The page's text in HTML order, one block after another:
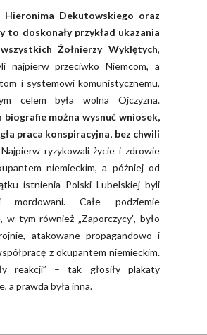
Hieronima Dekutowskiego oraz
to doskonały przykład ukazania
Żołnierzy Wyklętych,
najpierw przeciwko Niemcom, a
i systemowi komunistycznemu,
celem była wolna Ojczyzna.
biografie można wysnuć wniosek,
praca konspiracyjna, bez chwili
Najpierw ryzykowali życie i zdrowie
niemieckim, a później od
istnienia Polski Lubelskiej byli
mordowani. Całe podziemie
w tym również „Zaporczycy”, było
atakowane propagandowo i
z okupantem niemieckim.
reakcji” – tak głosiły plakaty
a prawda była inna.